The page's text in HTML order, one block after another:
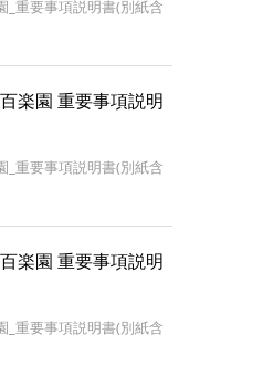
_重要事項説明書(別紙含
楽園 重要事項説明
_重要事項説明書(別紙含
楽園 重要事項説明
_重要事項説明書(別紙含